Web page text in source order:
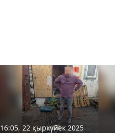
16:05, 22 қыркүйек 2025